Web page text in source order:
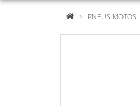
PNEUS MOTOS